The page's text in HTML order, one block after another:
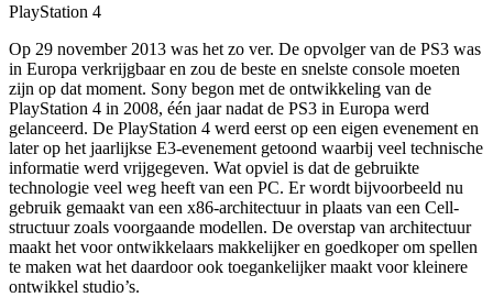
PlayStation 4
Op 29 november 2013 was het zo ver. De opvolger van de PS3 was
in Europa verkrijgbaar en zou de beste en snelste console moeten
zijn op dat moment. Sony begon met de ontwikkeling van de
PlayStation 4 in 2008, één jaar nadat de PS3 in Europa werd
gelanceerd. De PlayStation 4 werd eerst op een eigen evenement en
later op het jaarlijkse E3-evenement getoond waarbij veel technische
informatie werd vrijgegeven. Wat opviel is dat de gebruikte
technologie veel weg heeft van een PC. Er wordt bijvoorbeeld nu
gebruik gemaakt van een x86-architectuur in plaats van een Cell-
structuur zoals voorgaande modellen. De overstap van architectuur
maakt het voor ontwikkelaars makkelijker en goedkoper om spellen
te maken wat het daardoor ook toegankelijker maakt voor kleinere
ontwikkel studio’s.